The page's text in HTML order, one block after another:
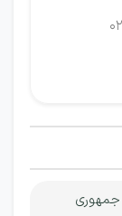
جمهوری